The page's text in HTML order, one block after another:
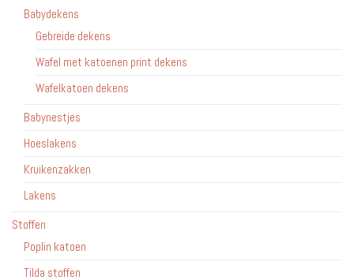
Babydekens
Gebreide dekens
Wafel met katoenen print dekens
Wafelkatoen dekens
Babynestjes
Hoeslakens
Kruikenzakken
Lakens
Stoffen
Poplin katoen
Tilda stoffen